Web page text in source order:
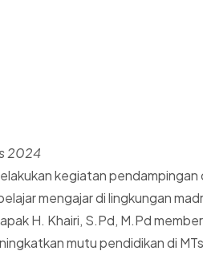
2024
kegiatan
mengajar di lingkungan
H. Khairi, S.Pd, M.Pd
mutu pendidikan di